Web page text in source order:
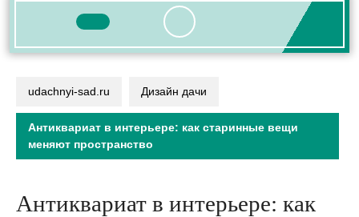
Кнопка
udachnyi-sad.ru Дизайн дачи
Антиквариат в интерьере: как старинные вещи
меняют пространство
Антиквариат в интерьере: как